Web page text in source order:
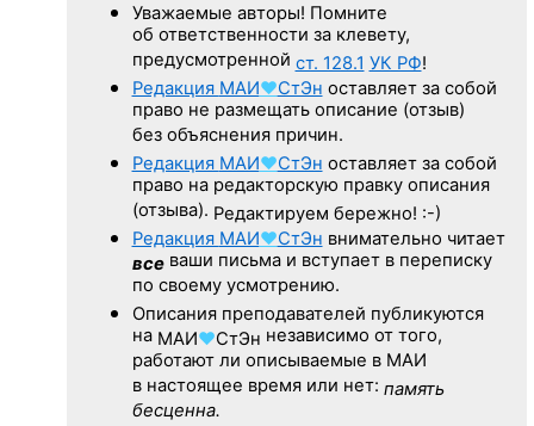
Уважаемые авторы! Помните
об ответственности за клевету,
предусмотренной ст. 128.1 УК РФ!
Редакция МАИ♥СтЭн оставляет за собой
право не размещать описание (отзыв)
без объяснения причин.
Редакция МАИ♥СтЭн оставляет за собой
право на редакторскую правку описания
(отзыва). Редактируем бережно! :-)
Редакция МАИ♥СтЭн внимательно читает
всеваши письма и вступает в переписку
по своему усмотрению.
Описания преподавателей публикуются
на МАИ♥СтЭн независимо от того,
работают ли описываемые в МАИ
в настоящее время или нет: память
бесценна.